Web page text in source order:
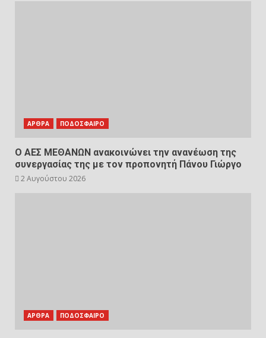
ΑΡΘΡΑ ΠΟΔΟΣΦΑΙΡΟ
Ο ΑΕΣ ΜΕΘΑΝΩΝ ανακοινώνει την ανανέωση της
συνεργασίας της με τον προπονητή Πάνου Γιώργο
2 Αυγούστου 2026
ΑΡΘΡΑ ΠΟΔΟΣΦΑΙΡΟ